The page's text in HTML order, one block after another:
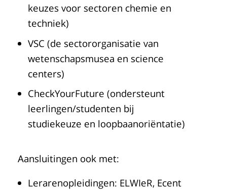
keuzes voor sectoren chemie en
techniek)
VSC (de sectororganisatie van
wetenschapsmusea en science
centers)
CheckYourFuture (ondersteunt
leerlingen/studenten bij
studiekeuze en loopbaanoriëntatie)
Aansluitingen ook met:
Lerarenopleidingen: ELWIeR, Ecent